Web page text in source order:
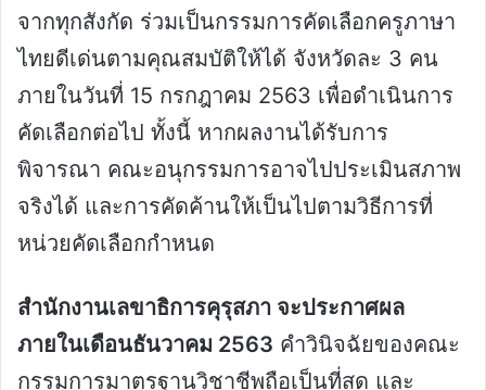
จากทุกสังกัด ร่วมเป็นกรรมการคัดเลือกครูภาษา
ไทยดีเด่นตามคุณสมบัติให้ได้ จังหวัดละ 3 คน
ภายในวันที่ 15 กรกฎาคม 2563 เพื่อดำเนินการ
คัดเลือกต่อไป ทั้งนี้ หากผลงานได้รับการ
พิจารณา คณะอนุกรรมการอาจไปประเมินสภาพ
จริงได้ และการคัดค้านให้เป็นไปตามวิธีการที่
หน่วยคัดเลือกกำหนด
สำนักงานเลขาธิการคุรุสภา จะประกาศผล
ภายในเดือนธันวาคม 2563 คำวินิจฉัยของคณะ
กรรมการมาตรฐานวิชาชีพถือเป็นที่สุด และ